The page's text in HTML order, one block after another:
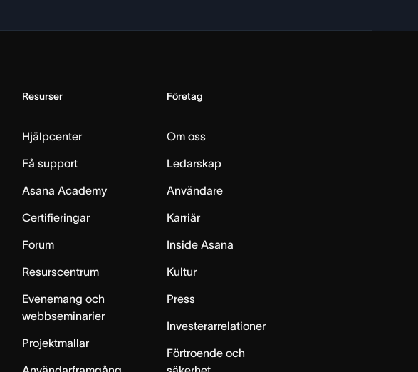
Resurser
Hjälpcenter
Få support
Asana Academy
Certifieringar
Forum
Resurscentrum
Evenemang och
webbseminarier
Projektmallar
Företag
Om oss
Ledarskap
Användare
Karriär
Inside Asana
Kultur
Press
Investerarrelationer
Förtroende och